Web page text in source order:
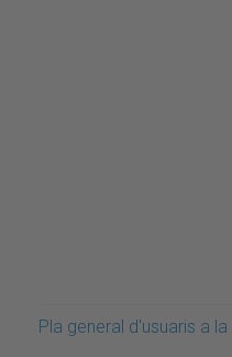
Pla general d'usuaris a